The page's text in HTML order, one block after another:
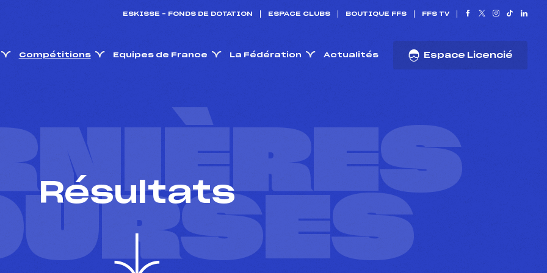
ESKISSE – FONDS DE DOTATION ESPACE CLUBS BOUTIQUE FFS FFS TV
Compétitions Equipes de France La Fédération Actualités Espace Licencié
Résultats